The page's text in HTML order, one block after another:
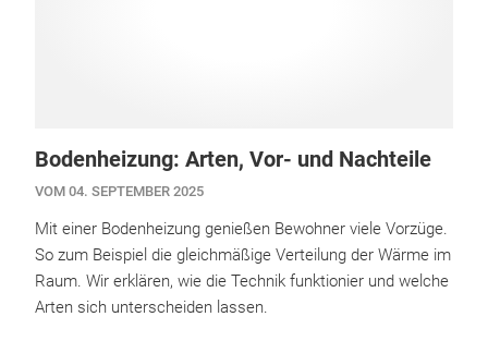
Bodenheizung: Arten, Vor- und Nachteile
VOM 04. SEPTEMBER 2025
Mit einer Bodenheizung genießen Bewohner viele Vorzüge.
So zum Beispiel die gleichmäßige Verteilung der Wärme im
Raum. Wir erklären, wie die Technik funktionier und welche
Arten sich unterscheiden lassen.